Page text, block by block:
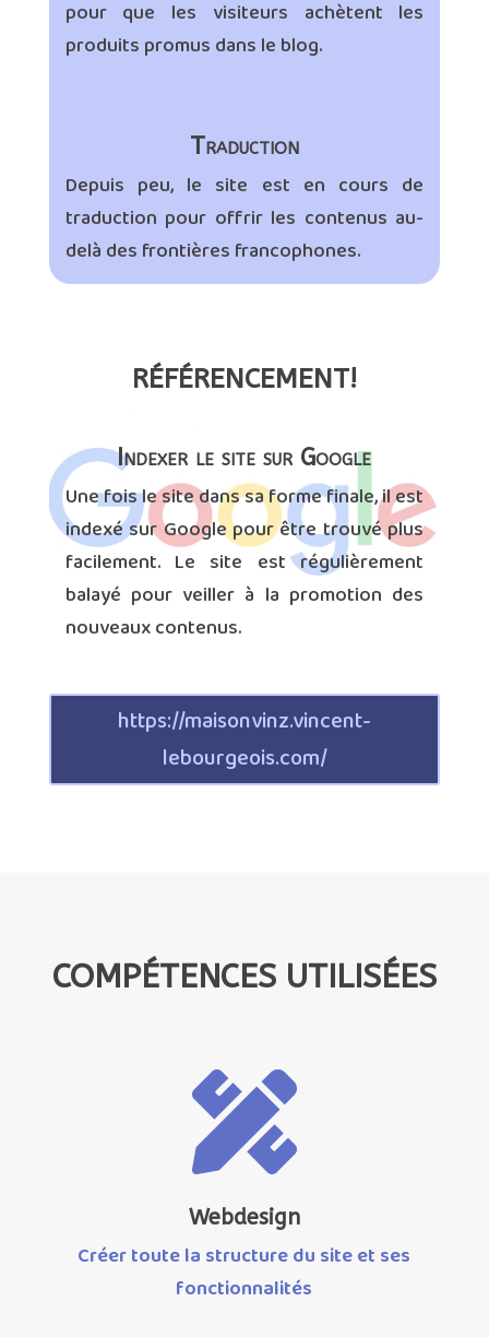
pour que les visiteurs achètent les
produits promus dans le blog.
Traduction
Depuis peu, le site est en cours de
traduction pour offrir les contenus au-
delà des frontières francophones.
RÉFÉRENCEMENT!
Indexer le site sur Google
Une fois le site dans sa forme finale, il est
indexé sur Google pour être trouvé plus
facilement. Le site est régulièrement
balayé pour veiller à la promotion des
nouveaux contenus.
https://maisonvinz.vincent-
lebourgeois.com/
COMPÉTENCES UTILISÉES

Webdesign
Créer toute la structure du site et ses
fonctionnalités